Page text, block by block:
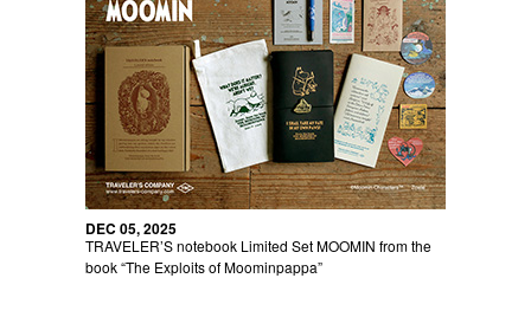
DEC 05, 2025
TRAVELER’S notebook Limited Set MOOMIN from the
book “The Exploits of Moominpappa”